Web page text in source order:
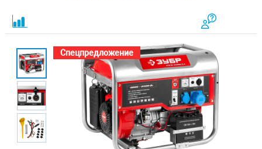
Спецпредложение